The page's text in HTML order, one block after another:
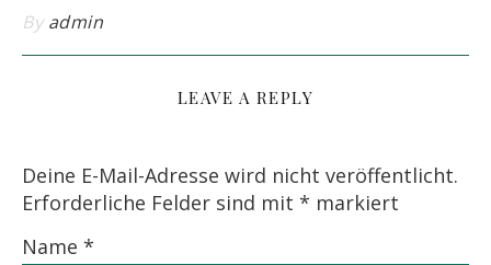
By admin
LEAVE A REPLY
Deine E-Mail-Adresse wird nicht veröffentlicht.
Erforderliche Felder sind mit * markiert
Name *